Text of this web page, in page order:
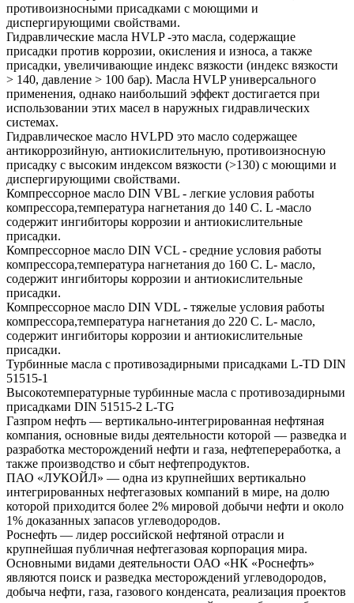
противоизносными присадками с моющими и
диспергирующими свойствами.
Гидравлические масла HVLP -это масла, содержащие
присадки против коррозии, окисления и износа, а также
присадки, увеличивающие индекс вязкости (индекс вязкости
> 140, давление > 100 бар). Масла HVLP универсального
применения, однако наибольший эффект достигается при
использовании этих масел в наружных гидравлических
системах.
Гидравлическое масло HVLPD это масло содержащее
антикоррозийную, антиокислительную, противоизносную
присадку с высоким индексом вязкости (>130) с моющими и
диспергирующими свойствами.
Компрессорное масло DIN VBL - легкие условия работы
компрессора,температура нагнетания до 140 С. L -масло
содержит ингибиторы коррозии и антиокислительные
присадки.
Компрессорное масло DIN VCL - средние условия работы
компрессора,температура нагнетания до 160 С. L- масло,
содержит ингибиторы коррозии и антиокислительные
присадки.
Компрессорное масло DIN VDL - тяжелые условия работы
компрессора,температура нагнетания до 220 С. L- масло,
содержит ингибиторы коррозии и антиокислительные
присадки.
Турбинные масла с противозадирными присадками L-TD DIN
51515-1
Высокотемпературные турбинные масла с противозадирными
присадками DIN 51515-2 L-TG
Газпром нефть — вертикально-интегрированная нефтяная
компания, основные виды деятельности которой — разведка и
разработка месторождений нефти и газа, нефтепереработка, а
также производство и сбыт нефтепродуктов.
ПАО «ЛУКОЙЛ» — одна из крупнейших вертикально
интегрированных нефтегазовых компаний в мире, на долю
которой приходится более 2% мировой добычи нефти и около
1% доказанных запасов углеводородов.
Роснефть — лидер российской нефтяной отрасли и
крупнейшая публичная нефтегазовая корпорация мира.
Основными видами деятельности ОАО «НК «Роснефть»
являются поиск и разведка месторождений углеводородов,
добыча нефти, газа, газового конденсата, реализация проектов